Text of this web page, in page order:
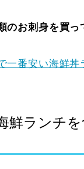
のお刺身を買っ
一番安い海鮮
鮮ランチ